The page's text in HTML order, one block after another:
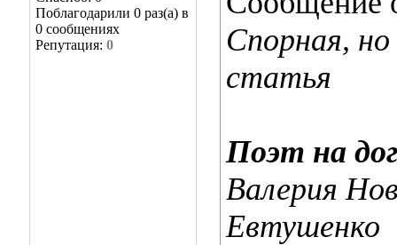
Поблагодарили 0 раз(а) в
0 сообщениях
Репутация: 0
Спорная,
статья
Поэт на
Валерия
Евтушенко